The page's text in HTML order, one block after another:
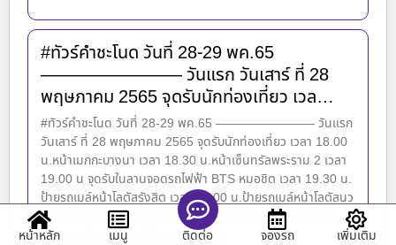
#ทัวร์คำชะโนด วันที่ 28-29 พค.65
———————— วันแรก วันเสาร์ ที่ 28
พฤษภาคม 2565 จุดรับนักท่องเที่ยว เวล…
#ทัวร์คำชะโนด วันที่ 28-29 พค.65 ———————— วันแรก
วันเสาร์ ที่ 28 พฤษภาคม 2565 จุดรับนักท่องเที่ยว เวลา 18.00
น.หน้าเมกกะบางนา เวลา 18.30 น.หน้าเซ็นทรัลพระราม 2 เวลา
19.00 น จุดรับในลานจอดรถไฟฟ้า BTS หมอชิต เวลา 19.30 น.
ป้ายรถเมล์หน้าโลตัสรังสิต เวลา 20.00 น.ป้ายรถเมล์หน้าโลตัสนว
นคร เวลา 21.30 น.ป้ายรถเมล์หน้าโลตัส จ.สระบุรี และจอดรับ
ตามทางผ่าน ใช้เวลาเดินทาง 9 ชั่วโมง
หน้าหลัก เมนู ติดต่อ จองรถ เพิ่มเติม